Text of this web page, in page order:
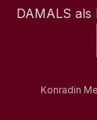
DAMALS als
Konradin